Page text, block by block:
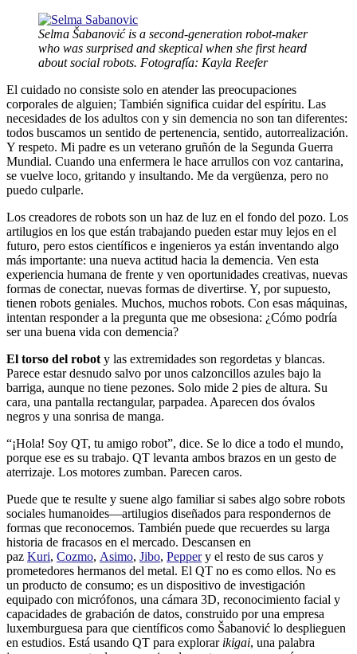
Selma Šabanović is a second-generation robot-maker
who was surprised and skeptical when she first heard
about social robots. Fotografía: Kayla Reefer
El cuidado no consiste solo en atender las preocupaciones
corporales de alguien; También significa cuidar del espíritu. Las
necesidades de los adultos con y sin demencia no son tan diferentes:
todos buscamos un sentido de pertenencia, sentido, autorrealización.
Y respeto. Mi padre es un veterano gruñón de la Segunda Guerra
Mundial. Cuando una enfermera le hace arrullos con voz cantarina,
se vuelve loco, gritando y insultando. Me da vergüenza, pero no
puedo culparle.
Los creadores de robots son un haz de luz en el fondo del pozo. Los
artilugios en los que están trabajando pueden estar muy lejos en el
futuro, pero estos científicos e ingenieros ya están inventando algo
más importante: una nueva actitud hacia la demencia. Ven esta
experiencia humana de frente y ven oportunidades creativas, nuevas
formas de conectar, nuevas formas de divertirse. Y, por supuesto,
tienen robots geniales. Muchos, muchos robots. Con esas máquinas,
intentan responder a la pregunta que me obsesiona: ¿Cómo podría
ser una buena vida con demencia?
El torso del robot y las extremidades son regordetas y blancas.
Parece estar desnudo salvo por unos calzoncillos azules bajo la
barriga, aunque no tiene pezones. Solo mide 2 pies de altura. Su
cara, una pantalla rectangular, parpadea. Aparecen dos óvalos
negros y una sonrisa de manga.
“¡Hola! Soy QT, tu amigo robot”, dice. Se lo dice a todo el mundo,
porque ese es su trabajo. QT levanta ambos brazos en un gesto de
aterrizaje. Los motores zumban. Parecen caros.
Puede que te resulte y suene algo familiar si sabes algo sobre robots
sociales humanoides—artilugios diseñados para respondernos de
formas que reconocemos. También puede que recuerdes su larga
historia de fracasos en el mercado. Descansen en
paz Kuri, Cozmo, Asimo, Jibo, Peppery el resto de sus caros y
prometedores hermanos del metal. El QT no es como ellos. No es
un producto de consumo; es un dispositivo de investigación
equipado con micrófonos, una cámara 3D, reconocimiento facial y
capacidades de grabación de datos, construido por una empresa
luxemburguesa para que científicos como Šabanović lo desplieguen
en estudios. Está usando QT para explorar ikigai, una palabra